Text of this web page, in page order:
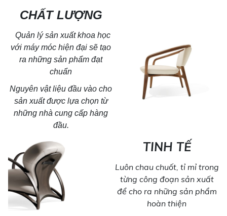
CHẤT LƯỢNG
Quản lý sản xuất khoa học
với máy móc hiện đại sẽ tạo
ra những sản phẩm đạt
chuẩn
Nguyên vật liệu đầu vào cho
sản xuất được lựa chọn từ
những nhà cung cấp hàng
đầu.
TINH TẾ
Luôn chau chuốt, tỉ mỉ trong
từng công đoạn sản xuất
để cho ra những sản phẩm
hoàn thiện